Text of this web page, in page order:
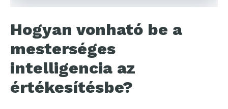
Hogyan vonható be a
mesterséges
intelligencia az
értékesítésbe?